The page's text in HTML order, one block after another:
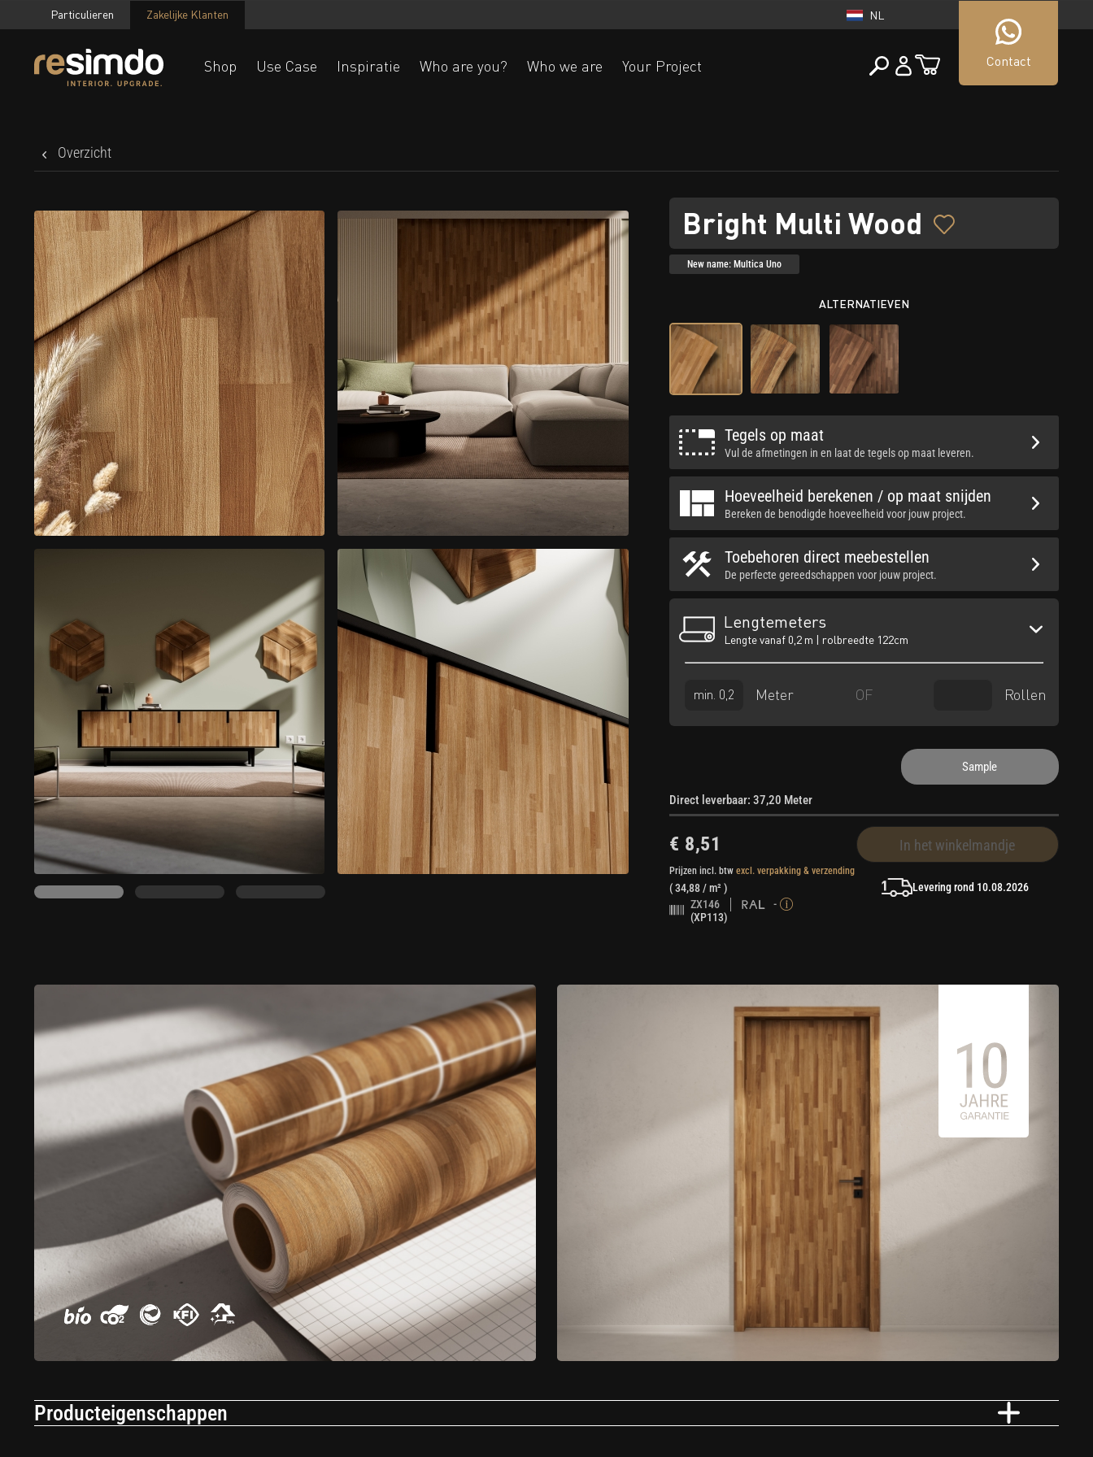
Particulieren Zakelijke Klanten NL
Contact
Shop Use Case Inspiratie Who are you? Who we are Your Project
Overzicht
Bright Multi Wood
New name: Multica Uno
ALTERNATIEVEN
Tegels op maat
Vul de afmetingen in en laat de tegels op maat leveren.
Hoeveelheid berekenen / op maat snijden
Bereken de benodigde hoeveelheid voor jouw project.
Toebehoren direct meebestellen
De perfecte gereedschappen voor jouw project.
Lengtemeters
Lengte vanaf 0,2 m | rolbreedte 122cm
Meter OF Rollen
Sample
Direct leverbaar: 37,20 Meter
€ 8,51 In het winkelmandje
Prijzen incl. btwexcl. verpakking & verzending
(34,88/ m² )
ZX146
(XP113)
-
Levering rond 10.08.2026
Producteigenschappen